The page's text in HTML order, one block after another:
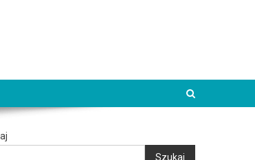
Szukaj